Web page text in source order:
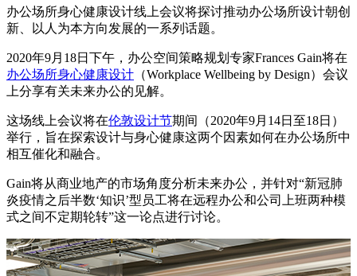
办公场所身心健康设计线上会议将探讨推动办公场所设计朝创
新、以人为本方向发展的一系列话题。
2020年9月18日下午，办公空间策略规划专家Frances Gain将在
办公场所身心健康设计 （Workplace Wellbeing by Design）会议
上分享有关未来办公的见解。
这场线上会议将在伦敦设计节期间（2020年9月14日至18日）
举行，旨在探索设计与身心健康这两个因素如何在办公场所中
相互催化和融合。
Gain将从商业地产的市场角度分析未来办公，并针对“新冠肺
炎疫情之后半数‘知识’型员工将在远程办公和公司上班两种模
式之间不定期轮转”这一论点进行讨论。